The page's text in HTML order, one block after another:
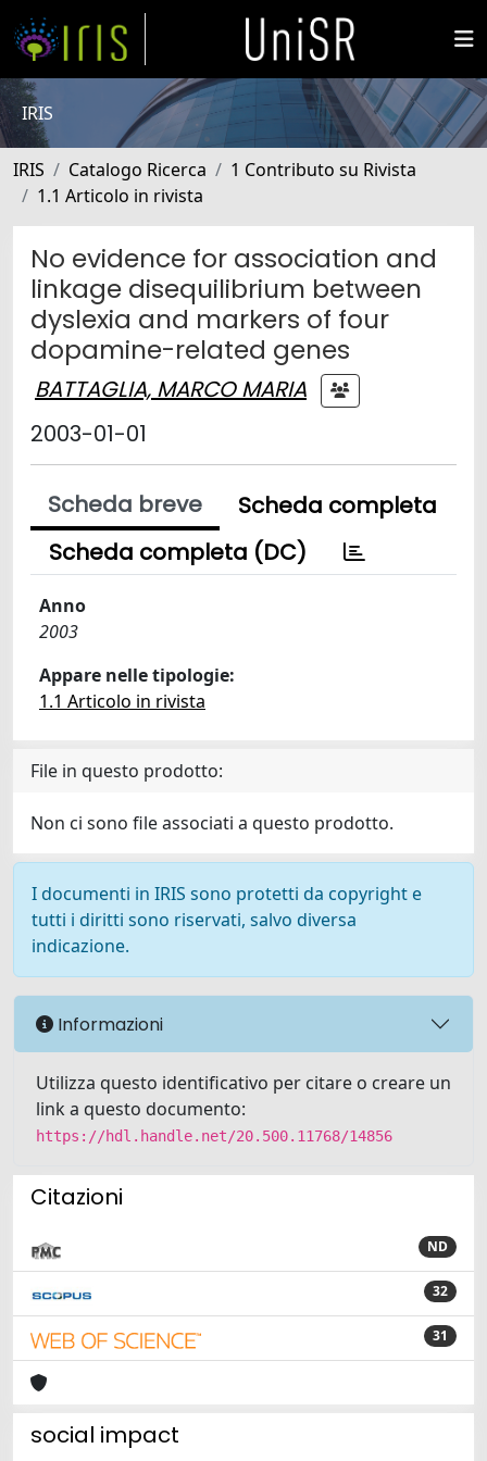
IRIS
IRIS Catalogo Ricerca
1 Contributo su Rivista
1.1 Articolo in rivista
No evidence for association and
linkage disequilibrium between
dyslexia and markers of four
dopamine-related genes
BATTAGLIA, MARCO MARIA
2003-01-01
Scheda breve
Scheda completa
Scheda completa (DC)
Anno
2003
Appare nelle tipologie:
1.1 Articolo in rivista
File in questo prodotto:
Non ci sono file associati a questo prodotto.
I documenti in IRIS sono protetti da copyright e
tutti i diritti sono riservati, salvo diversa
indicazione.
Informazioni
Utilizza questo identificativo per citare o creare un
link a questo documento:
https://hdl.handle.net/20.500.11768/14856
Citazioni
ND
32
31
social impact